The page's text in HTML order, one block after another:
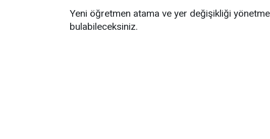
Yeni öğretmen atama ve yer değişikliği
bulabileceksiniz.